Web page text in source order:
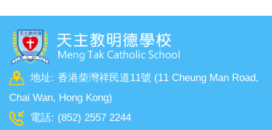
地址: 香港柴灣祥民道11號 (11 Cheung Man Road,
Chai Wan, Hong Kong)
電話: (852) 2557 2244